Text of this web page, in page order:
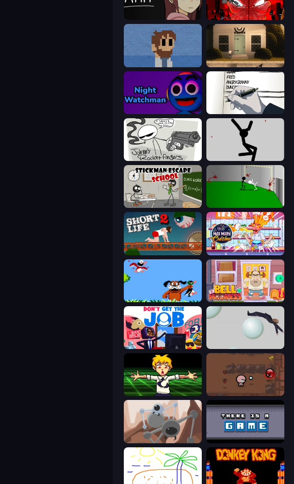
Madness Accelerant
Once Upon A Coma
Death Note Type
Johnny Rocketfingers
Stickman Escape School
Short Life 2 Max Mixed Cuisine
Duck Hunt Bell Madness
Don't Get the Job Bush Ragdoll
Chainsaw Dance
Tri-Achnid There Is No Game